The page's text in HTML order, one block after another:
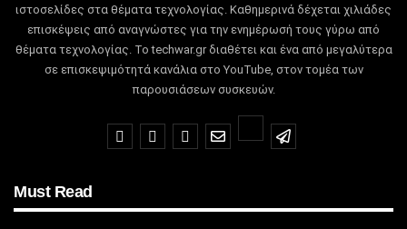
ιστοσελίδες στα θέματα τεχνολογίας. Καθημερινά δέχεται χιλιάδες
επισκέψεις από αναγνώστες για την ενημέρωσή τους γύρω από
θέματα τεχνολογίας. Το techwar.gr διαθέτει και ένα από μεγαλύτερα
σε επισκεψιμότητά κανάλια στο YouTube, στον τομέα των
παρουσιάσεων συσκευών.
Must Read